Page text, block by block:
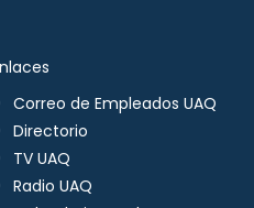
Correo de Empleados UAQ
Directorio
TV UAQ
Radio UAQ